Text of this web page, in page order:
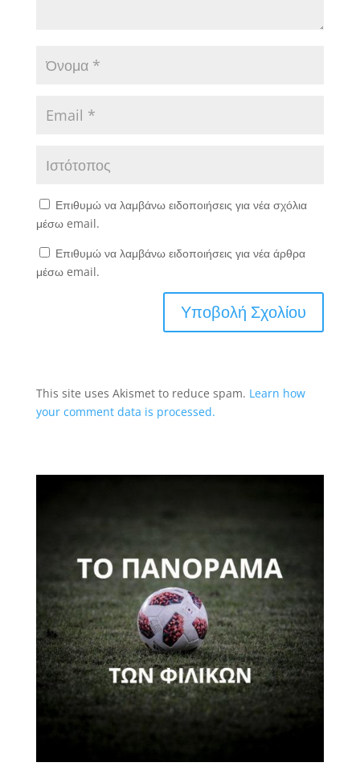
Επιθυμώ να λαμβάνω ειδοποιήσεις για νέα σχόλια
μέσω email.
Επιθυμώ να λαμβάνω ειδοποιήσεις για νέα άρθρα
μέσω email.
This site uses Akismet to reduce spam. Learn how
your comment data is processed.